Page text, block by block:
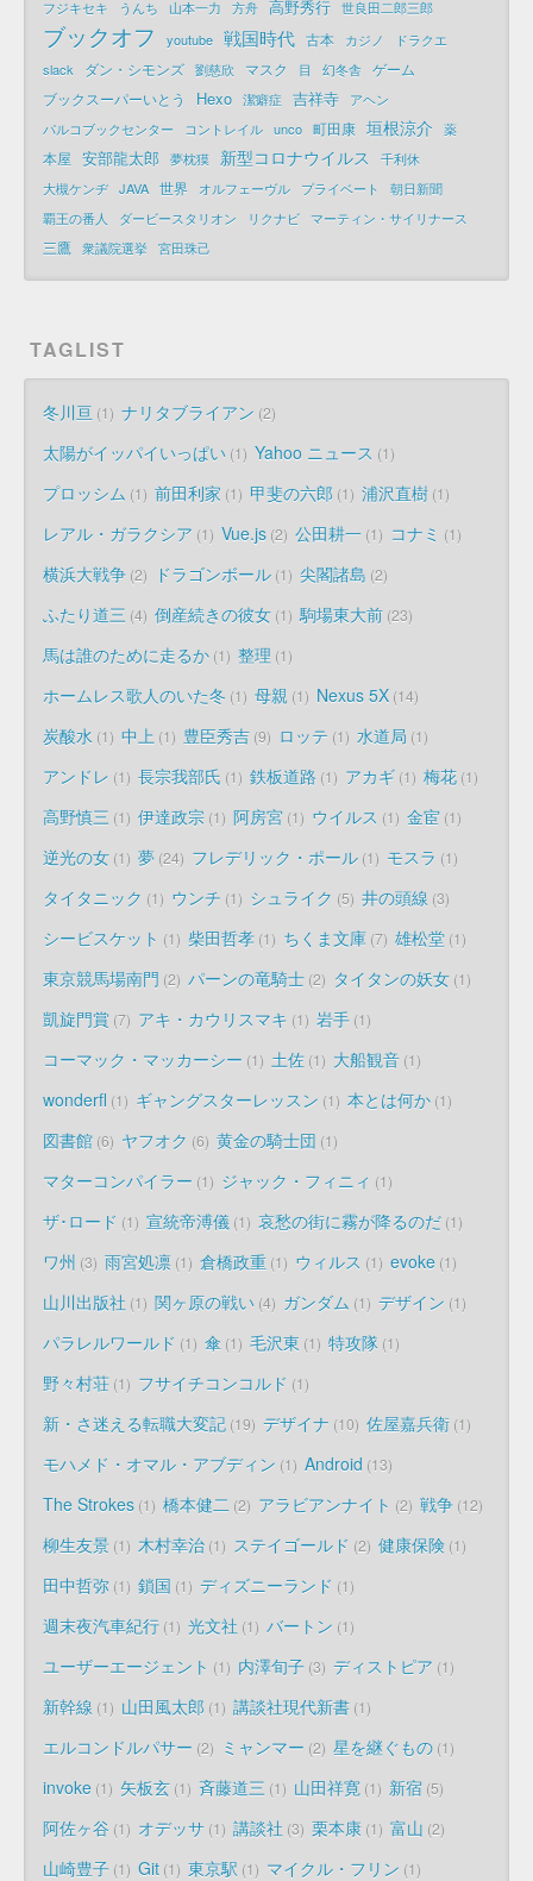
フジキセキ うんち 山本一力 方舟 高野秀行 世良田二郎三郎
ブックオフ youtube 戦国時代 古本 カジノ
ドラクエ
slack
ダン・シモンズ 劉慈欣 マスク 目 幻冬舎 ゲーム
ブックスーパーいとう
Hexo 潔癖症 吉祥寺
アヘン
パルコブックセンター
コントレイル unco 町田康 垣根涼介 薬
本屋 安部龍太郎 夢枕獏 新型コロナウイルス
千利休
大槻ケンヂ JAVA 世界 オルフェーヴル プライベート
朝日新聞
覇王の番人
ダービースタリオン リクナビ マーティン・サイリナース
三鷹 衆議院選挙 宮田珠己
TAGLIST
冬川亘 1 ナリタブライアン 2
太陽がイッパイいっぱい 1 Yahoo ニュース 1
プロッシム 1 前田利家 1 甲斐の六郎 1 浦沢直樹 1
レアル・ガラクシア 1 Vue.js 2 公田耕一 1 コナミ 1
横浜大戦争 2 ドラゴンボール 1 尖閣諸島 2
ふたり道三 4 倒産続きの彼女 1 駒場東大前 23
馬は誰のために走るか 1 整理 1
ホームレス歌人のいた冬 1 母親 1 Nexus 5X 14
炭酸水 1 中上 1 豊臣秀吉 9 ロッテ 1 水道局 1
アンドレ 1 長宗我部氏 1 鉄板道路 1 アカギ 1 梅花 1
高野慎三 1 伊達政宗 1 阿房宮 1 ウイルス 1 金宦 1
逆光の女 1 夢 24 フレデリック・ポール 1 モスラ 1
タイタニック 1 ウンチ 1 シュライク 5 井の頭線 3
シービスケット 1 柴田哲孝 1 ちくま文庫 7 雄松堂 1
東京競馬場南門 2 パーンの竜騎士 2 タイタンの妖女 1
凱旋門賞 7 アキ・カウリスマキ 1 岩手 1
コーマック・マッカーシー 1 土佐 1 大船観音 1
wonderfl 1 ギャングスターレッスン 1 本とは何か 1
図書館 6 ヤフオク 6 黄金の騎士団 1
マターコンパイラー 1 ジャック・フィニィ 1
ザ･ロード 1 宣統帝溥儀 1 哀愁の街に霧が降るのだ 1
ワ州 3 雨宮処凛 1 倉橋政重 1 ウィルス 1 evoke 1
山川出版社 1 関ヶ原の戦い 4 ガンダム 1 デザイン 1
パラレルワールド 1 傘 1 毛沢東 1 特攻隊 1
野々村荘 1 フサイチコンコルド 1
新・さ迷える転職大変記 19 デザイナ 10 佐屋嘉兵衛 1
モハメド・オマル・アブディン 1 Android 13
The Strokes 1 橋本健二 2 アラビアンナイト 2 戦争 12
柳生友景 1 木村幸治 1 ステイゴールド 2 健康保険 1
田中哲弥 1 鎖国 1 ディズニーランド 1
週末夜汽車紀行 1 光文社 1 バートン 1
ユーザーエージェント 1 内澤旬子 3 ディストピア 1
新幹線 1 山田風太郎 1 講談社現代新書 1
エルコンドルパサー 2 ミャンマー 2 星を継ぐもの 1
invoke 1 矢板玄 1 斉藤道三 1 山田祥寛 1 新宿 5
阿佐ヶ谷 1 オデッサ 1 講談社 3 栗本康 1 富山 2
山崎豊子 1 Git 1 東京駅 1 マイクル・フリン 1